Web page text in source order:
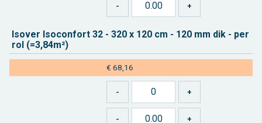
Is­over Iso­con­fort 32 - 320 x 120 cm - 120 mm dik - per
rol (=3,84m²)
€ 68,16